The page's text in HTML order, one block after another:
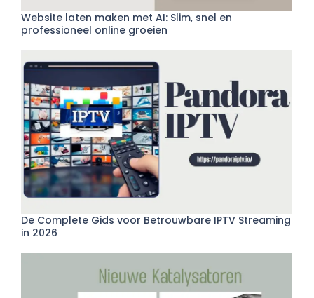
Website laten maken met AI: Slim, snel en
professioneel online groeien
De Complete Gids voor Betrouwbare IPTV Streaming
in 2026